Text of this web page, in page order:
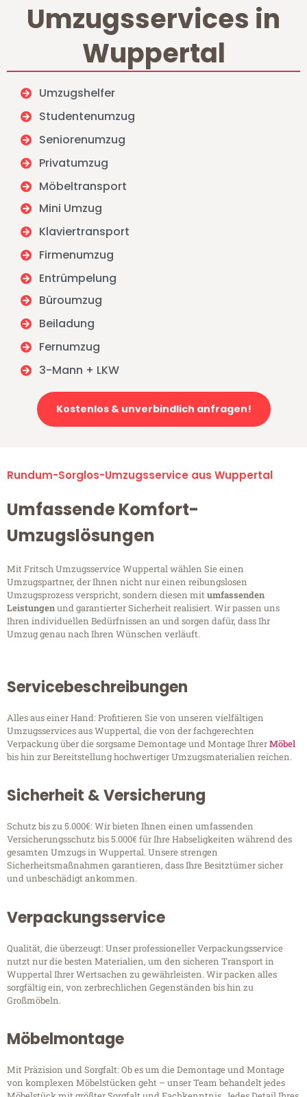
Umzugsservices in
Wuppertal
Umzugshelfer
Studentenumzug
Seniorenumzug
Privatumzug
Möbeltransport
Mini Umzug
Klaviertransport
Firmenumzug
Entrümpelung
Büroumzug
Beiladung
Fernumzug
3-Mann + LKW
Kostenlos & unverbindlich anfragen!
Rundum-Sorglos-Umzugsservice aus Wuppertal
Umfassende Komfort-
Umzugslösungen
Mit Fritsch Umzugsservice Wuppertal wählen Sie einen
Umzugspartner, der Ihnen nicht nur einen reibungslosen
Umzugsprozess verspricht, sondern diesen mitumfassenden
Leistungenund garantierter Sicherheit realisiert. Wir passen uns
Ihren individuellen Bedürfnissen an und sorgen dafür, dass Ihr
Umzug genau nach Ihren Wünschen verläuft.
Servicebeschreibungen
Alles aus einer Hand: Profitieren Sie von unseren vielfältigen
Umzugsservices aus Wuppertal, die von der fachgerechten
Verpackung über die sorgsame Demontage und Montage IhrerMöbel
bis hin zur Bereitstellung hochwertiger Umzugsmaterialien reichen.
Sicherheit & Versicherung
Schutz bis zu 5.000€: Wir bieten Ihnen einen umfassenden
Versicherungsschutz bis 5.000€ für Ihre Habseligkeiten während des
gesamten Umzugs in Wuppertal. Unsere strengen
Sicherheitsmaßnahmen garantieren, dass Ihre Besitztümer sicher
und unbeschädigt ankommen.
Verpackungsservice
Qualität, die überzeugt: Unser professioneller Verpackungsservice
nutzt nur die besten Materialien, um den sicheren Transport in
Wuppertal Ihrer Wertsachen zu gewährleisten. Wir packen alles
sorgfältig ein, von zerbrechlichen Gegenständen bis hin zu
Großmöbeln.
Möbelmontage
Mit Präzision und Sorgfalt: Ob es um die Demontage und Montage
von komplexen Möbelstücken geht – unser Team behandelt jedes